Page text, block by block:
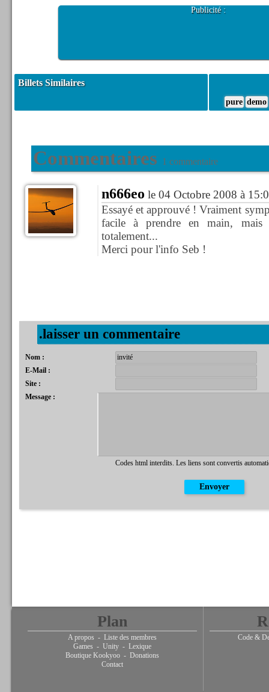
Publicité :
Billets Similaires
pure demo
Commentaires 1 commentaire
n666eo le 04 Octobre 2008 à
Essayé et approuvé ! Vraiment
facile à prendre en main, mais
totalement...
Merci pour l'info Seb !
.laisser un commentaire
Nom :
E-Mail :
Site :
Message :
Codes html interdits. Les liens sont convertis
Plan
A propos - Liste des membres
Games - Unity - Lexique
Boutique Kookyoo - Donations
Contact
Code &